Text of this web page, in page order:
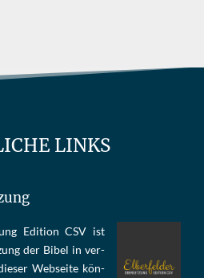
LINKS
Edi­tion CSV ist
der Bi­bel in ver­
Web­sei­te kön­